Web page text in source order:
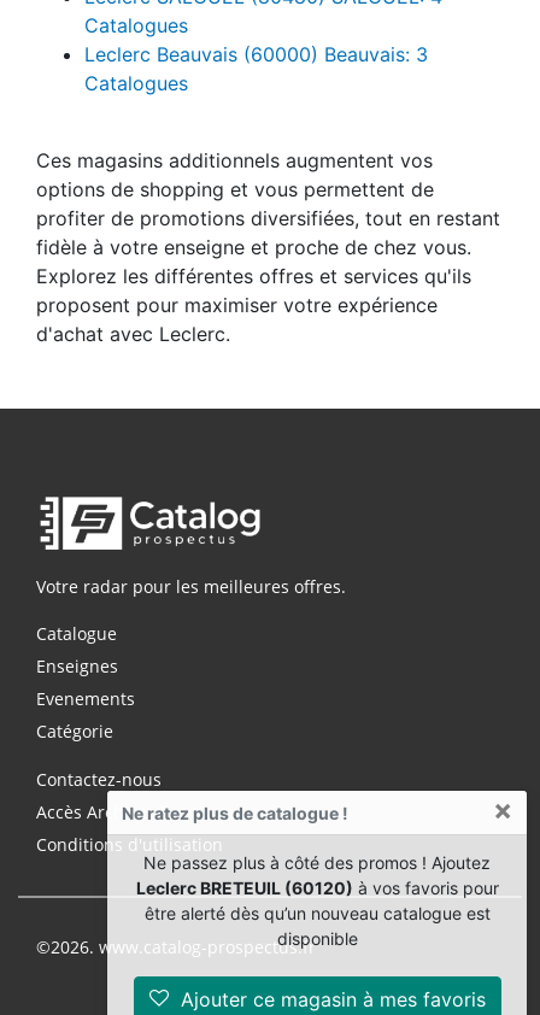
Ne ratez plus de catalogue ! ×
Ne passez plus à côté des promos ! Ajoutez
Leclerc BRETEUIL (60120) à vos favoris pour
être alerté dès qu’un nouveau catalogue est
disponible
Ajouter ce magasin à mes favoris
Catalogues
Leclerc Beauvais (60000) Beauvais: 3
Catalogues
Ces magasins additionnels augmentent vos
options de shopping et vous permettent de
profiter de promotions diversifiées, tout en restant
fidèle à votre enseigne et proche de chez vous.
Explorez les différentes offres et services qu'ils
proposent pour maximiser votre expérience
d'achat avec Leclerc.
Votre radar pour les meilleures offres.
Catalogue
Enseignes
Evenements
Catégorie
Contactez-nous
Accès Archives Premium
Conditions d'utilisation
©2026. www.catalog-prospectus.fr